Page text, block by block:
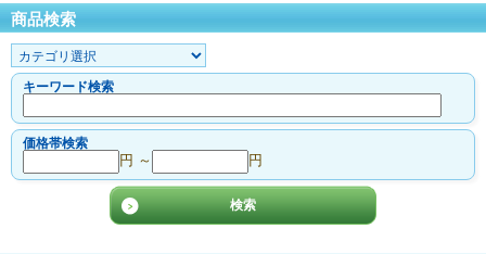
商品検索
キーワード検索
価格帯検索
円 ～ 円